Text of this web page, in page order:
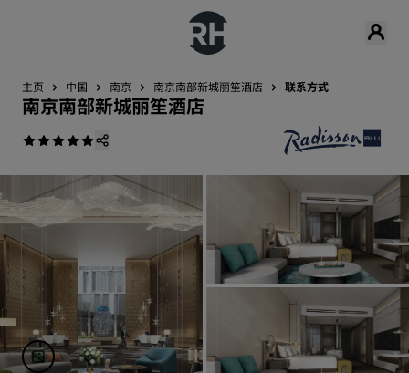
主页 中国 南京 南京南部新城丽笙酒店 联系方式
南京南部新城丽笙酒店